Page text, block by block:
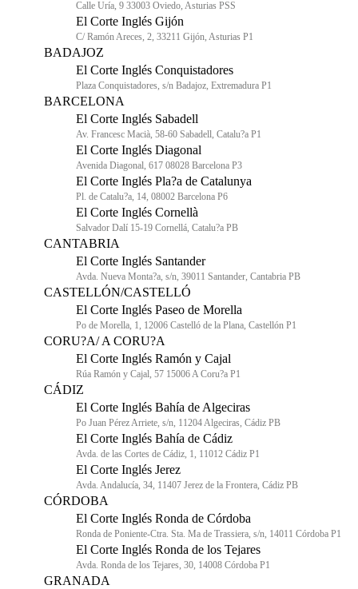
Calle Uría, 9 33003 Oviedo, Asturias PSS
El Corte Inglés Gijón
C/ Ramón Areces, 2, 33211 Gijón, Asturias P1
BADAJOZ
El Corte Inglés Conquistadores
Plaza Conquistadores, s/n Badajoz, Extremadura P1
BARCELONA
El Corte Inglés Sabadell
Av. Francesc Macià, 58-60 Sabadell, Catalu?a P1
El Corte Inglés Diagonal
Avenida Diagonal, 617 08028 Barcelona P3
El Corte Inglés Pla?a de Catalunya
Pl. de Catalu?a, 14, 08002 Barcelona P6
El Corte Inglés Cornellà
Salvador Dalí 15-19 Cornellá, Catalu?a PB
CANTABRIA
El Corte Inglés Santander
Avda. Nueva Monta?a, s/n, 39011 Santander, Cantabria PB
CASTELLÓN/CASTELLÓ
El Corte Inglés Paseo de Morella
Po de Morella, 1, 12006 Castelló de la Plana, Castellón P1
CORU?A/ A CORU?A
El Corte Inglés Ramón y Cajal
Rúa Ramón y Cajal, 57 15006 A Coru?a P1
CÁDIZ
El Corte Inglés Bahía de Algeciras
Po Juan Pérez Arriete, s/n, 11204 Algeciras, Cádiz PB
El Corte Inglés Bahía de Cádiz
Avda. de las Cortes de Cádiz, 1, 11012 Cádiz P1
El Corte Inglés Jerez
Avda. Andalucía, 34, 11407 Jerez de la Frontera, Cádiz PB
CÓRDOBA
El Corte Inglés Ronda de Córdoba
Ronda de Poniente-Ctra. Sta. Ma de Trassiera, s/n, 14011 Córdoba P1
El Corte Inglés Ronda de los Tejares
Avda. Ronda de los Tejares, 30, 14008 Córdoba P1
GRANADA